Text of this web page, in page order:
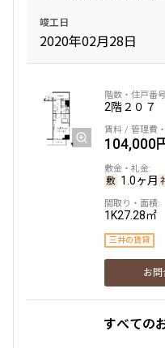
築年数
指定なし
竣工日
2020年02月28日
2階２０７
104,000
1.0ヶ月
1K27.28㎡
三井の賃貸
お問
すべての